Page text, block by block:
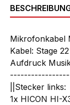
Mikrofonkabel
Kabel: Stage
Aufdruck
||Stecker links:
1x HICON HI-